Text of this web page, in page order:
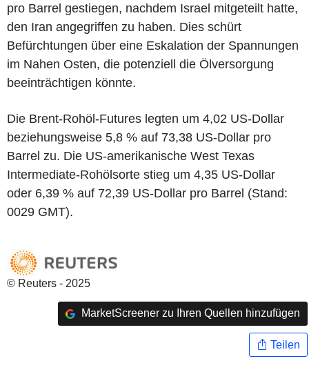
pro Barrel gestiegen, nachdem Israel mitgeteilt hatte,
den Iran angegriffen zu haben. Dies schürt
Befürchtungen über eine Eskalation der Spannungen
im Nahen Osten, die potenziell die Ölversorgung
beeinträchtigen könnte.
Die Brent-Rohöl-Futures legten um 4,02 US-Dollar
beziehungsweise 5,8 % auf 73,38 US-Dollar pro
Barrel zu. Die US-amerikanische West Texas
Intermediate-Rohölsorte stieg um 4,35 US-Dollar
oder 6,39 % auf 72,39 US-Dollar pro Barrel (Stand:
0029 GMT).
© Reuters - 2025
MarketScreener zu Ihren Quellen hinzufügen
Teilen